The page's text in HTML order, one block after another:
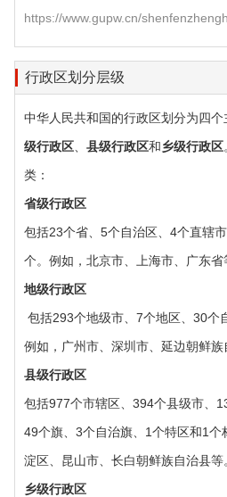
https://www.gupw.cn/
行政区划分层级
中华人民共和国的行政区划分为四个
级行政区
县级行政区‌和‌乡级行政区
类：‌
‌省级行政区
包括23个省、5个自治区、4个直辖
个。例如，北京市、上海市、广东省
‌地级行政区
包括293个地级市、7个地区、30个
例如，广州市、深圳市、延边朝鲜族
‌县级行政区‌
包括977个市辖区、394个县级市、
49个旗、3个自治旗、1个特区和1
淀区、昆山市、长白朝鲜族自治县等
乡级行政区‌